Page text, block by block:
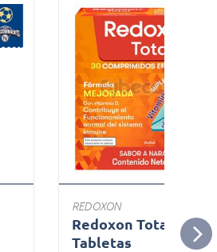
REDOXON
Redoxon Total
Tabletas